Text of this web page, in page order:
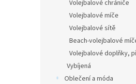
Volejbalové chrániče
Volejbalové míče
Volejbalové sítě
Beach-volejbalové
Volejbalové doplňky,
Vybíjená
Oblečení a móda